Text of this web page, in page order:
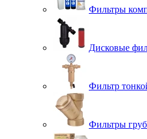
Фильтры
Дисковые
Фильтр
Фильтры